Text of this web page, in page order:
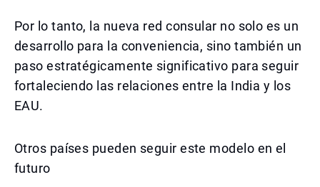
Por lo tanto, la nueva red consular no solo es un
desarrollo para la conveniencia, sino también un
paso estratégicamente significativo para seguir
fortaleciendo las relaciones entre la India y los
EAU.
Otros países pueden seguir este modelo en el
futuro